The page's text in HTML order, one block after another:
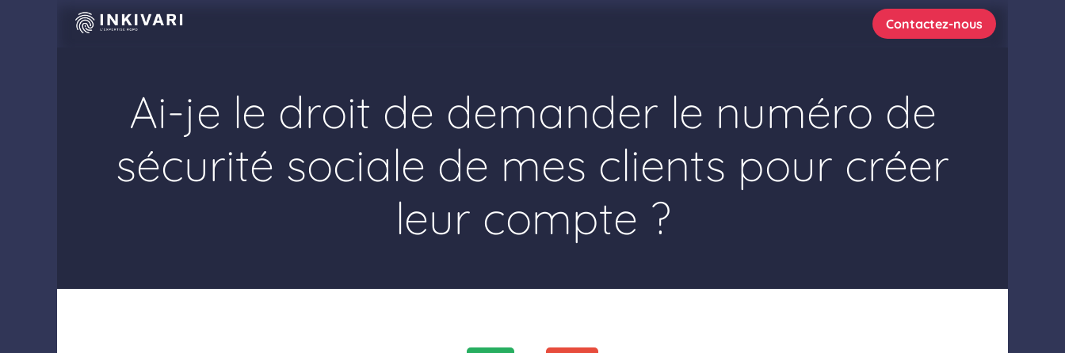
Se rendre au contenu
Contactez-nous
Ai-je le droit de demander le numéro de
sécurité sociale de mes clients pour créer
leur compte ?